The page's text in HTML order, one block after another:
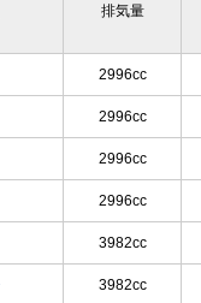
排気量
2996cc
2996cc
2996cc
2996cc
3982cc
3982cc